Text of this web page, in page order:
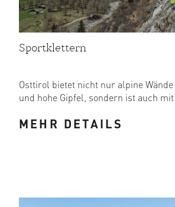
Sportklettern
Osttirol bietet nicht nur alpine Wände
und hohe Gipfel, sondern ist auch mit
MEHR DETAILS